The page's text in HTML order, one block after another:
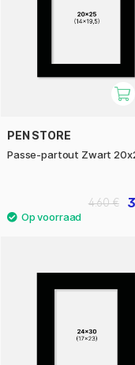
PEN STORE
Passe-partout Zwart
4.60 €